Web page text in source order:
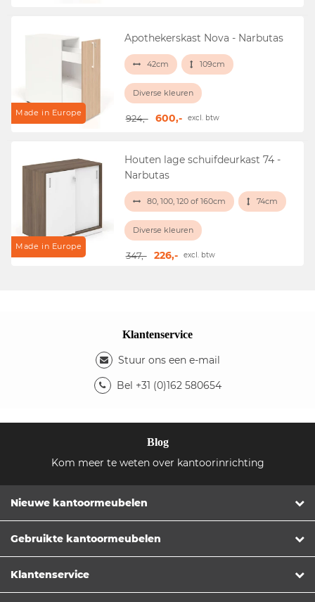
Made in Europe
Apothekerskast Nova - Narbutas
42cm 109cm
Diverse kleuren
924,- 600,- excl. btw
Made in Europe
Houten lage schuifdeurkast 74 -
Narbutas
80, 100, 120 of 160cm 74cm
Diverse kleuren
347,- 226,- excl. btw
Klantenservice
Stuur ons een e-mail
Bel +31 (0)162 580654
Blog
Kom meer te weten over kantoorinrichting
Nieuwe kantoormeubelen
Gebruikte kantoormeubelen
Klantenservice